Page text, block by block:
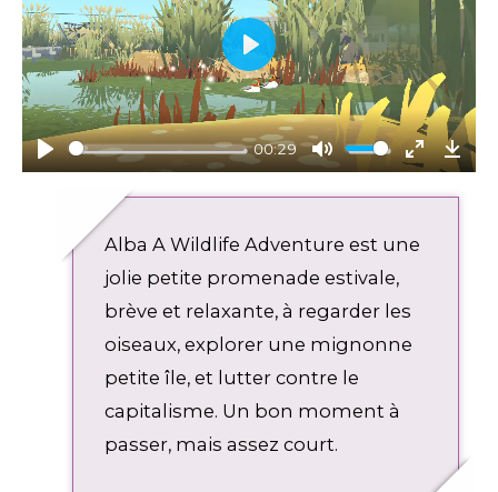
P
00:29
M
u
e
E
n
e
D
o
P
l
a
y
Alba A Wildlife Adventure est une
jolie petite promenade estivale,
brève et relaxante, à regarder les
oiseaux, explorer une mignonne
petite île, et lutter contre le
capitalisme. Un bon moment à
passer, mais assez court.